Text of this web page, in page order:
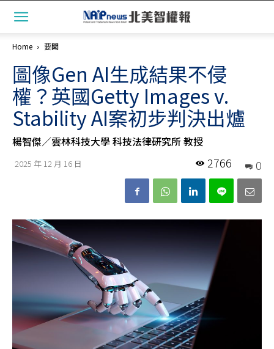
Home 要聞
圖像Gen AI生成結果不侵
權？英國Getty Images v.
Stability AI案初步判決出爐
楊智傑／雲林科技大學 科技法律研究所 教授
2025 年 12 月 16 日 0
2766